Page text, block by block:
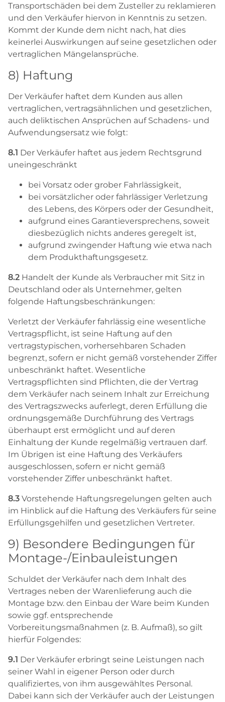
Transportschäden bei dem Zusteller zu reklamieren
und den Verkäufer hiervon in Kenntnis zu setzen.
Kommt der Kunde dem nicht nach, hat dies
keinerlei Auswirkungen auf seine gesetzlichen oder
vertraglichen Mängelansprüche.
8) Haftung
Der Verkäufer haftet dem Kunden aus allen
vertraglichen, vertragsähnlichen und gesetzlichen,
auch deliktischen Ansprüchen auf Schadens- und
Aufwendungsersatz wie folgt:
8.1 Der Verkäufer haftet aus jedem Rechtsgrund
uneingeschränkt
bei Vorsatz oder grober Fahrlässigkeit,
bei vorsätzlicher oder fahrlässiger Verletzung
des Lebens, des Körpers oder der Gesundheit,
aufgrund eines Garantieversprechens, soweit
diesbezüglich nichts anderes geregelt ist,
aufgrund zwingender Haftung wie etwa nach
dem Produkthaftungsgesetz.
8.2 Handelt der Kunde als Verbraucher mit Sitz in
Deutschland oder als Unternehmer, gelten
folgende Haftungsbeschränkungen:
Verletzt der Verkäufer fahrlässig eine wesentliche
Vertragspflicht, ist seine Haftung auf den
vertragstypischen, vorhersehbaren Schaden
begrenzt, sofern er nicht gemäß vorstehender Ziffer
unbeschränkt haftet. Wesentliche
Vertragspflichten sind Pflichten, die der Vertrag
dem Verkäufer nach seinem Inhalt zur Erreichung
des Vertragszwecks auferlegt, deren Erfüllung die
ordnungsgemäße Durchführung des Vertrags
überhaupt erst ermöglicht und auf deren
Einhaltung der Kunde regelmäßig vertrauen darf.
Im Übrigen ist eine Haftung des Verkäufers
ausgeschlossen, sofern er nicht gemäß
vorstehender Ziffer unbeschränkt haftet.
8.3 Vorstehende Haftungsregelungen gelten auch
im Hinblick auf die Haftung des Verkäufers für seine
Erfüllungsgehilfen und gesetzlichen Vertreter.
9) Besondere Bedingungen für
Montage-/Einbauleistungen
Schuldet der Verkäufer nach dem Inhalt des
Vertrages neben der Warenlieferung auch die
Montage bzw. den Einbau der Ware beim Kunden
sowie ggf. entsprechende
Vorbereitungsmaßnahmen (z. B. Aufmaß), so gilt
hierfür Folgendes:
9.1 Der Verkäufer erbringt seine Leistungen nach
seiner Wahl in eigener Person oder durch
qualifiziertes, von ihm ausgewähltes Personal.
Dabei kann sich der Verkäufer auch der Leistungen